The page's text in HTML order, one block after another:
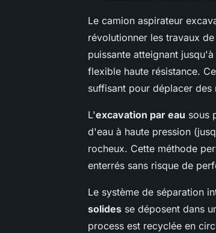
Le camion aspirateur
révolutionner les travaux
puissante atteignant
flexible haute résistance.
suffisant pour déplacer
L'excavation par eau sous
d'eau à haute pression
rocheux. Cette méthode
enterrés sans risque de
Le système de séparation
solides se déposent dans
process est recyclée en